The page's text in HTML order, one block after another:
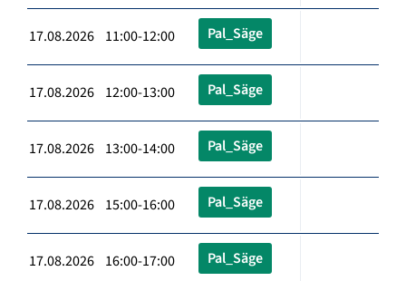
17.08.2026 11:00-12:00 Pal_Säge
17.08.2026 12:00-13:00 Pal_Säge
17.08.2026 13:00-14:00 Pal_Säge
17.08.2026 15:00-16:00 Pal_Säge
17.08.2026 16:00-17:00 Pal_Säge